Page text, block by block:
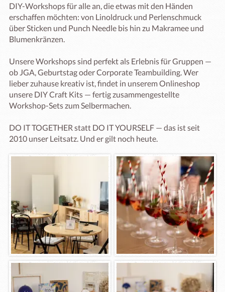
DIY-Workshops für alle an, die etwas mit den Händen
erschaffen möchten: von Linoldruck und Perlenschmuck
über Sticken und Punch Needle bis hin zu Makramee und
Blumenkränzen.
Unsere Workshops sind perfekt als Erlebnis für Gruppen —
ob JGA, Geburtstag oder Corporate Teambuilding. Wer
lieber zuhause kreativ ist, findet in unserem Onlineshop
unsere DIY Craft Kits — fertig zusammengestellte
Workshop-Sets zum Selbermachen.
DO IT TOGETHER statt DO IT YOURSELF — das ist seit
2010 unser Leitsatz. Und er gilt noch heute.